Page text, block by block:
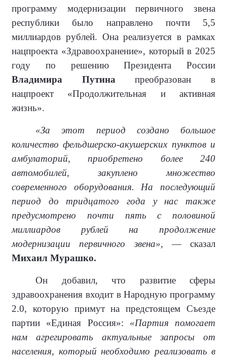
программу модернизации первичного звена
республики было направлено почти 5,5
миллиардов рублей. Она реализуется в рамках
нацпроекта «Здравоохранение», который в 2025
году по решению Президента России
Владимира Путина преобразован в
нацпроект «Продолжительная и активная
жизнь».
«За этот период создано большое
количество фельдшерско-акушерских пунктов и
амбулаторий, приобретено более 240
автомобилей, закуплено множество
современного оборудования. На последующий
период до тридцатого года у нас также
предусмотрено почти пять с половиной
миллиардов рублей на продолжение
модернизации первичного звена», — сказал
Михаил Мурашко.
Он добавил, что развитие сферы
здравоохранения входит в Народную программу
2.0, которую примут на предстоящем Съезде
партии «Единая Россия»: «Партия помогает
нам агрегировать актуальные запросы от
населения, который необходимо реализовать в